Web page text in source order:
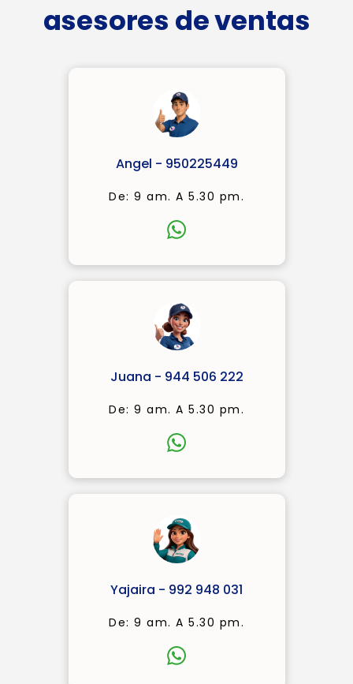
asesores de ventas
Angel - 950225449
De: 9 am. A 5.30 pm.
Juana - 944 506 222
De: 9 am. A 5.30 pm.
Yajaira - 992 948 031
De: 9 am. A 5.30 pm.